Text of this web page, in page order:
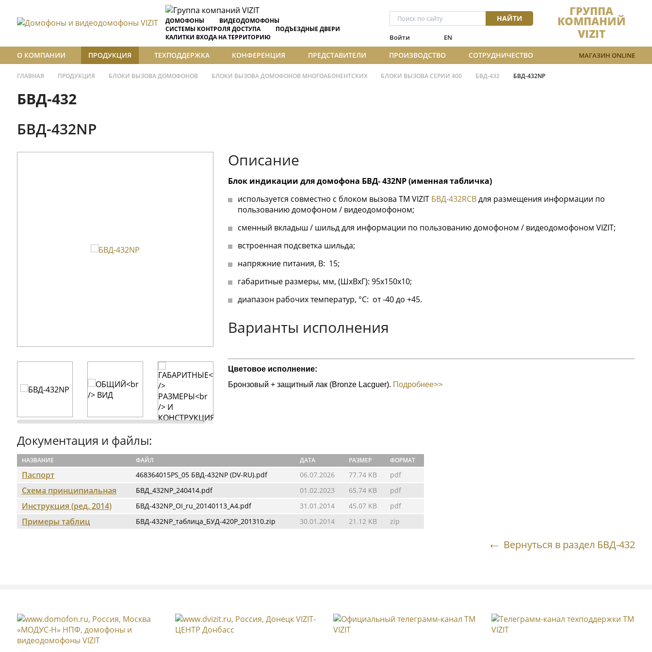
ДОМОФОНЫ
ВИДЕОДОМОФОНЫ
СИСТЕМЫ КОНТРОЛЯ ДОСТУПА
ПОДЪЕЗДНЫЕ ДВЕРИ
КАЛИТКИ ВХОДА НА ТЕРРИТОРИЮ
НАЙТИ
Войти EN
ГРУППА
КОМПАНИЙ
VIZIT
О КОМПАНИИ ПРОДУКЦИЯ ТЕХПОДДЕРЖКА КОНФЕРЕНЦИЯ ПРЕДСТАВИТЕЛИ ПРОИЗВОДСТВО СОТРУДНИЧЕСТВО МАГАЗИН ONLINE
ГЛАВНАЯ ПРОДУКЦИЯ БЛОКИ ВЫЗОВА ДОМОФОНОВ БЛОКИ ВЫЗОВА ДОМОФОНОВ МНОГОАБОНЕНТСКИХ БЛОКИ ВЫЗОВА СЕРИИ 400 БВД-432 БВД-432NP
БВД-432
БВД-432NP
Описание
Блок индикации для домофона БВД- 432NP (именная табличка)
используется совместно с блоком вызова ТМ VIZIT БВД-432RCBдля размещения информации по
пользованию домофоном / видеодомофоном;
сменный вкладыш / шильд для информации по пользованию домофоном / видеодомофоном VIZIT;
встроенная подсветка шильда;
напряжние питания, В: 15;
габаритные размеры, мм, (ШхВхГ): 95х150х10;
диапазон рабочих температур, °С: от -40 до +45.
Варианты исполнения
Цветовое исполнение:
Бронзовый + защитный лак (Bronze Lacguer). Подробнее>>
Документация и файлы:
НАЗВАНИЕ ФАЙЛ ДАТА РАЗМЕР ФОРМАТ
Паспорт 468364015PS_05 БВД-432NP (DV-RU).pdf 06.07.2026 77.74 KB pdf
Схема принципиальная БВД_432NP_240414.pdf 01.02.2023 65.74 KB pdf
Инструкция (ред. 2014) БВД-432NP_OI_ru_20140113_A4.pdf 31.01.2014 45.07 KB pdf
Примеры таблиц БВД-432NP_таблица_БУД-420Р_201310.zip 30.01.2014 21.12 KB zip
Вернуться в раздел БВД-432